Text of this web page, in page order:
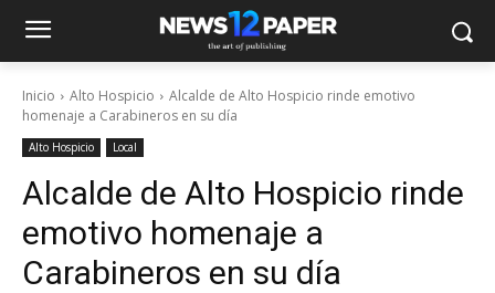
Inicio Alto Hospicio
Alcalde de Alto Hospicio rinde emotivo
homenaje a Carabineros en su día
Alto Hospicio Local
Alcalde de Alto Hospicio rinde
emotivo homenaje a
Carabineros en su día